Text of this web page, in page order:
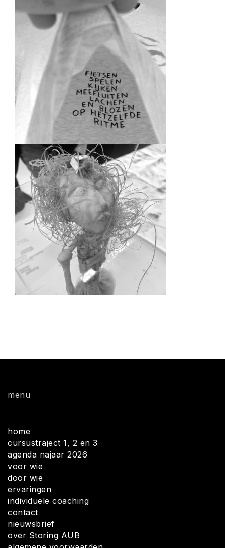
menu
home
cursustraject 1, 2 en 3
agenda najaar 2026
voor wie
door wie
ervaringen
individuele coaching
contact
nieuwsbrief
over Storing AUB